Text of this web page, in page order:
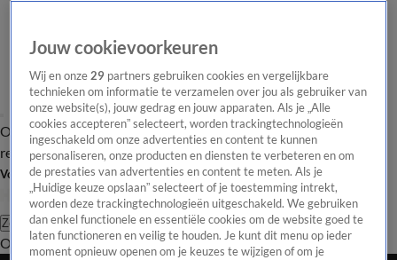
Overzicht Laatste nieuws Regionieuws Het beste van Hart
Tip de
redactie
Volg Hart van Nederland
Zoeken
OverzichtRegioUitzendingenWeerTip de redactiePanelVideo's
Jouw cookievoorkeuren
Wij en onze29 partners gebruiken cookies en vergelijkbare
technieken om informatie te verzamelen over jou als gebruiker van
onze website(s), jouw gedrag en jouw apparaten. Als je „Alle
cookies accepteren” selecteert, worden trackingtechnologieën
ingeschakeld om onze advertenties en content te kunnen
personaliseren, onze producten en diensten te verbeteren en om
de prestaties van advertenties en content te meten. Als je
„Huidige keuze opslaan” selecteert of je toestemming intrekt,
worden deze trackingtechnologieën uitgeschakeld. We gebruiken
dan enkel functionele en essentiële cookies om de website goed te
laten functioneren en veilig te houden. Je kunt dit menu op ieder
moment opnieuw openen om je keuzes te wijzigen of om je